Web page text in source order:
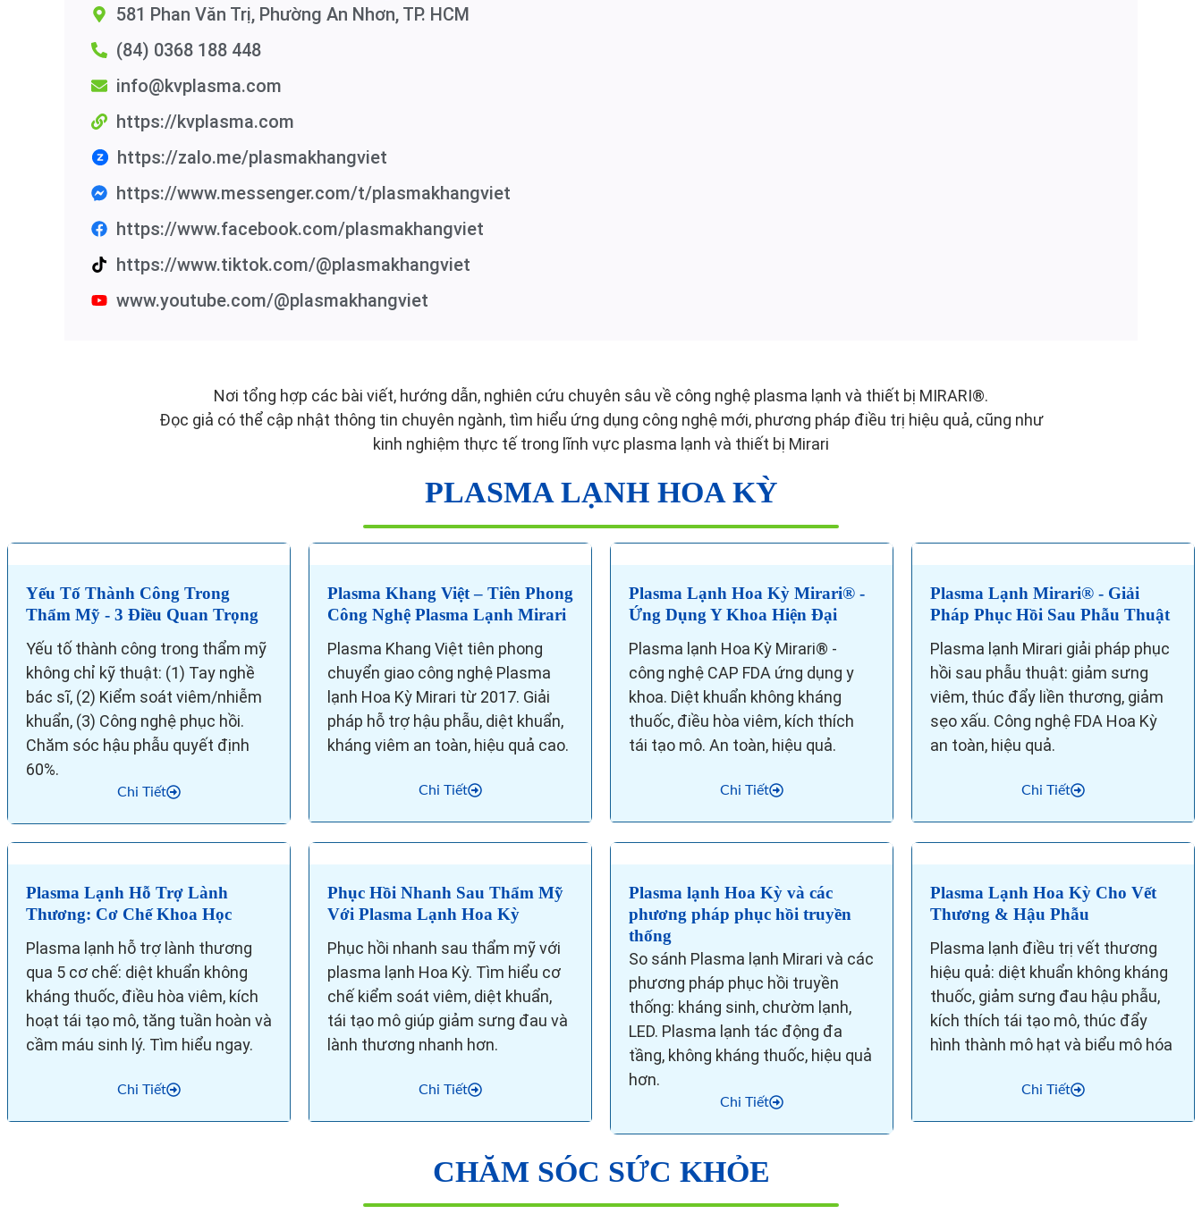
581 Phan Văn Trị, Phường An Nhơn, TP. HCM
(84) 0368 188 448
info@kvplasma.com
https://kvplasma.com
https://zalo.me/plasmakhangviet
https://www.messenger.com/t/plasmakhangviet
https://www.facebook.com/plasmakhangviet
https://www.tiktok.com/@plasmakhangviet
www.youtube.com/@plasmakhangviet
Nơi tổng hợp các bài viết, hướng dẫn, nghiên cứu chuyên sâu về công nghệ plasma lạnh và thiết bị MIRARI®.
Đọc giả có thể cập nhật thông tin chuyên ngành, tìm hiểu ứng dụng công nghệ mới, phương pháp điều trị hiệu quả, cũng như
kinh nghiệm thực tế trong lĩnh vực plasma lạnh và thiết bị Mirari
PLASMA LẠNH HOA KỲ
Yếu Tố Thành Công Trong
Thẩm Mỹ - 3 Điều Quan Trọng
Yếu tố thành công trong thẩm mỹ
không chỉ kỹ thuật: (1) Tay nghề
bác sĩ, (2) Kiểm soát viêm/nhiễm
khuẩn, (3) Công nghệ phục hồi.
Chăm sóc hậu phẫu quyết định
60%.
Chi Tiết
Plasma Khang Việt – Tiên Phong
Công Nghệ Plasma Lạnh Mirari
Plasma Khang Việt tiên phong
chuyển giao công nghệ Plasma
lạnh Hoa Kỳ Mirari từ 2017. Giải
pháp hỗ trợ hậu phẫu, diệt khuẩn,
kháng viêm an toàn, hiệu quả cao.
Chi Tiết
Plasma Lạnh Hoa Kỳ Mirari® -
Ứng Dụng Y Khoa Hiện Đại
Plasma lạnh Hoa Kỳ Mirari® -
công nghệ CAP FDA ứng dụng y
khoa. Diệt khuẩn không kháng
thuốc, điều hòa viêm, kích thích
tái tạo mô. An toàn, hiệu quả.
Chi Tiết
Plasma Lạnh Mirari® - Giải
Pháp Phục Hồi Sau Phẫu Thuật
Plasma lạnh Mirari giải pháp phục
hồi sau phẫu thuật: giảm sưng
viêm, thúc đẩy liền thương, giảm
sẹo xấu. Công nghệ FDA Hoa Kỳ
an toàn, hiệu quả.
Chi Tiết
Plasma Lạnh Hỗ Trợ Lành
Thương: Cơ Chế Khoa Học
Plasma lạnh hỗ trợ lành thương
qua 5 cơ chế: diệt khuẩn không
kháng thuốc, điều hòa viêm, kích
hoạt tái tạo mô, tăng tuần hoàn và
cầm máu sinh lý. Tìm hiểu ngay.
Chi Tiết
Phục Hồi Nhanh Sau Thẩm Mỹ
Với Plasma Lạnh Hoa Kỳ
Phục hồi nhanh sau thẩm mỹ với
plasma lạnh Hoa Kỳ. Tìm hiểu cơ
chế kiểm soát viêm, diệt khuẩn,
tái tạo mô giúp giảm sưng đau và
lành thương nhanh hơn.
Chi Tiết
Plasma lạnh Hoa Kỳ và các
phương pháp phục hồi truyền
thống
So sánh Plasma lạnh Mirari và các
phương pháp phục hồi truyền
thống: kháng sinh, chườm lạnh,
LED. Plasma lạnh tác động đa
tầng, không kháng thuốc, hiệu quả
hơn.
Chi Tiết
Plasma Lạnh Hoa Kỳ Cho Vết
Thương & Hậu Phẫu
Plasma lạnh điều trị vết thương
hiệu quả: diệt khuẩn không kháng
thuốc, giảm sưng đau hậu phẫu,
kích thích tái tạo mô, thúc đẩy
hình thành mô hạt và biểu mô hóa
Chi Tiết
CHĂM SÓC SỨC KHỎE